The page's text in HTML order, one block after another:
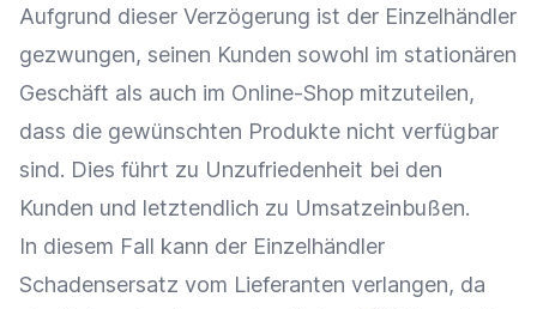
Aufgrund dieser Verzögerung ist der Einzelhändler
gezwungen, seinen Kunden sowohl im stationären
Geschäft als auch im Online-Shop mitzuteilen,
dass die gewünschten Produkte nicht verfügbar
sind. Dies führt zu Unzufriedenheit bei den
Kunden und letztendlich zu Umsatzeinbußen.
In diesem Fall kann der Einzelhändler
Schadensersatz vom Lieferanten verlangen, da